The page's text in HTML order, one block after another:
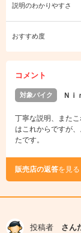
説明のわかりやすさ
おすすめ度
コメント
対象バイク Ｎ
丁寧な説明、また
はこれからですが
たです。
販売店の返答を見る
投稿者 さん